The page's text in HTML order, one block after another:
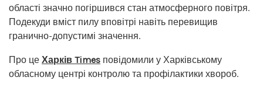
області значно погіршився стан атмосферного повітря.
Подекуди вміст пилу вповітрі навіть перевищив
гранично-допустимі значення.
Про це Харків Times повідомили у Харківському
обласному центрі контролю та профілактики хвороб.